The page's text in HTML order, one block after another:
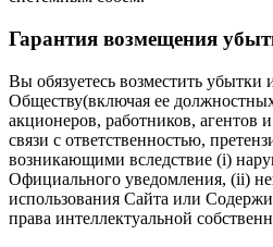
Гарантия возмещения
Вы обязуетесь возместить убытки
Обществу(включая ее
акционеров, работников, агентов
связи с ответственностью,
возникающими вследствие (i)
Официального уведомления, (ii)
использования Сайта или
права интеллектуальной